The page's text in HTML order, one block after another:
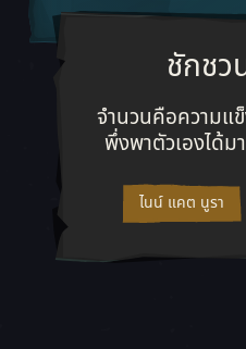
ชักชว
จำนวนคือความแ
พึ่งพาตัวเองได้ม
ไนน์ แคต นูรา